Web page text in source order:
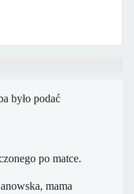
było podać
po matce.
mama